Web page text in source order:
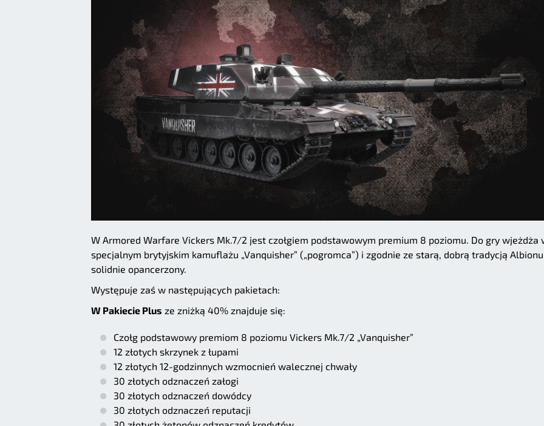
W Armored Warfare Vickers Mk.7/2 jest czołgiem podstawowym premium 8 poziomu. Do gry wjeżdża
specjalnym brytyjskim kamuflażu „Vanquisher” („pogromca”) i zgodnie ze starą, dobrą tradycją
solidnie opancerzony.
Występuje zaś w następujących pakietach:
W Pakiecie Plus ze zniżką 40% znajduje się:
Czołg podstawowy premiom 8 poziomu Vickers Mk.7/2 „Vanquisher”
12 złotych skrzynek z łupami
12 złotych 12-godzinnych wzmocnień walecznej chwały
30 złotych odznaczeń załogi
30 złotych odznaczeń dowódcy
30 złotych odznaczeń reputacji